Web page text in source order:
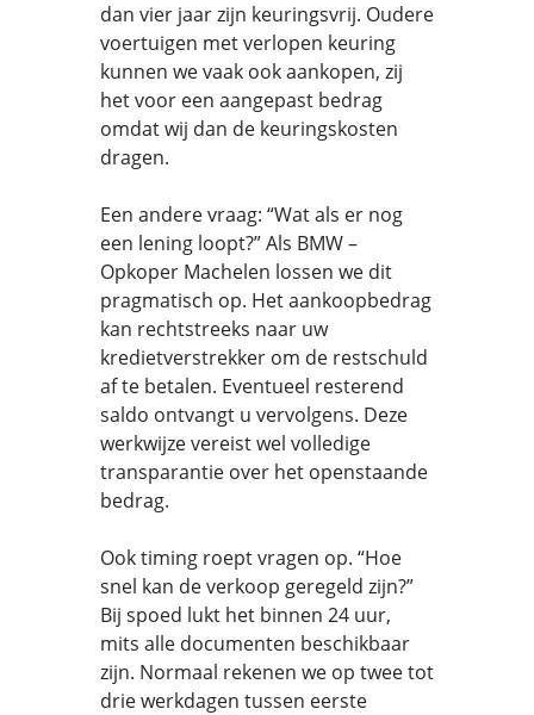
dan vier jaar zijn keuringsvrij. Oudere
voertuigen met verlopen keuring
kunnen we vaak ook aankopen, zij
het voor een aangepast bedrag
omdat wij dan de keuringskosten
dragen.
Een andere vraag: “Wat als er nog
een lening loopt?” Als BMW –
Opkoper Machelen lossen we dit
pragmatisch op. Het aankoopbedrag
kan rechtstreeks naar uw
kredietverstrekker om de restschuld
af te betalen. Eventueel resterend
saldo ontvangt u vervolgens. Deze
werkwijze vereist wel volledige
transparantie over het openstaande
bedrag.
Ook timing roept vragen op. “Hoe
snel kan de verkoop geregeld zijn?”
Bij spoed lukt het binnen 24 uur,
mits alle documenten beschikbaar
zijn. Normaal rekenen we op twee tot
drie werkdagen tussen eerste